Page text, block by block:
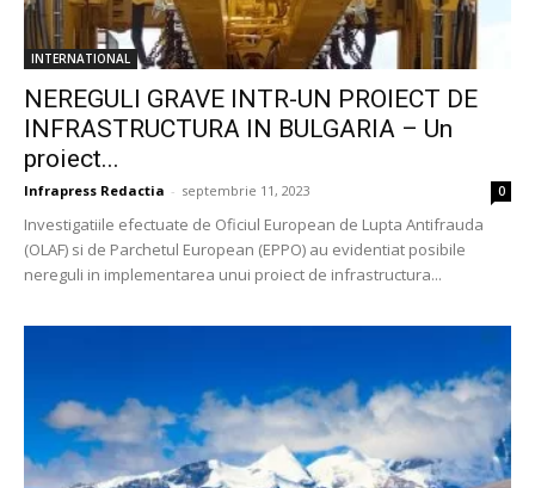
INTERNATIONAL
NEREGULI GRAVE INTR-UN PROIECT DE
INFRASTRUCTURA IN BULGARIA – Un
proiect...
Infrapress Redactia - septembrie 11, 2023 0
Investigatiile efectuate de Oficiul European de Lupta Antifrauda
(OLAF) si de Parchetul European (EPPO) au evidentiat posibile
nereguli in implementarea unui proiect de infrastructura...